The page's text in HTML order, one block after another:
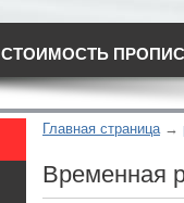
СТОИМОСТЬ
Главная страница
Временная